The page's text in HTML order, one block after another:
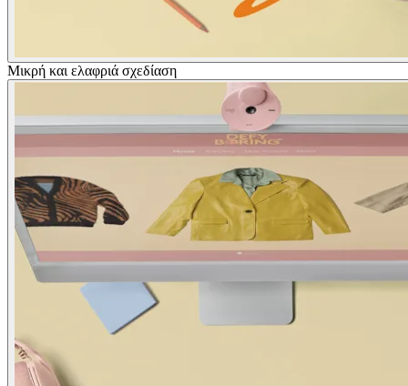
Μικρή και ελαφριά σχεδίαση